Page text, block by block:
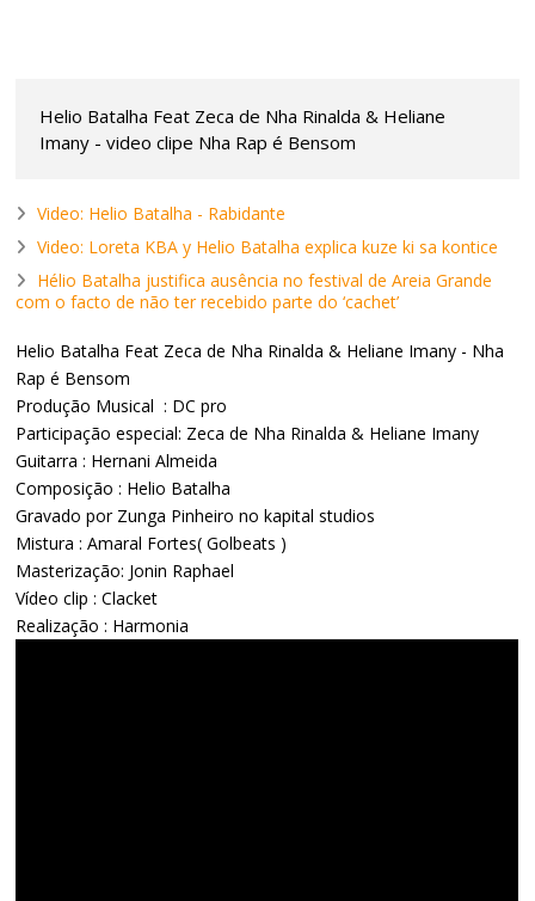
Helio Batalha Feat Zeca de Nha Rinalda & Heliane
Imany - video clipe Nha Rap é Bensom
Video: Helio Batalha - Rabidante
Video: Loreta KBA y Helio Batalha explica kuze ki sa kontice
Hélio Batalha justifica ausência no festival de Areia Grande
com o facto de não ter recebido parte do ‘cachet’
Helio Batalha Feat Zeca de Nha Rinalda & Heliane Imany - Nha
Rap é Bensom
Produção Musical : DC pro
Participação especial: Zeca de Nha Rinalda & Heliane Imany
Guitarra : Hernani Almeida
Composição : Helio Batalha
Gravado por Zunga Pinheiro no kapital studios
Mistura : Amaral Fortes( Golbeats )
Masterização: Jonin Raphael
Vídeo clip : Clacket
Realização : Harmonia